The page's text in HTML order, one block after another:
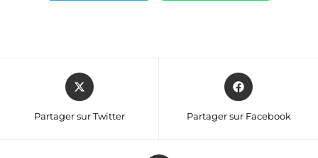
Partager sur Twitter Partager sur Facebook